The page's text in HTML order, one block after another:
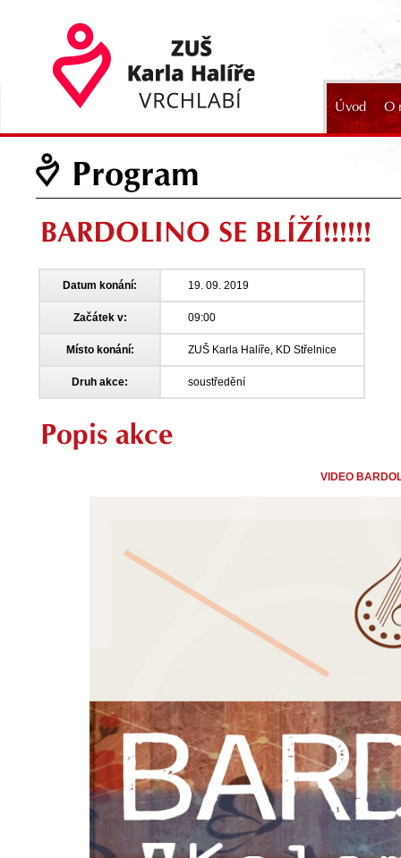
Úvod O
Program
BARDOLINO SE BLÍŽÍ!!!!!!
Datum konání: 19. 09. 2019
Začátek v: 09:00
Místo konání: ZUŠ Karla Halíře, KD Střelnice
Druh akce: soustředění
Popis akce
VIDEO